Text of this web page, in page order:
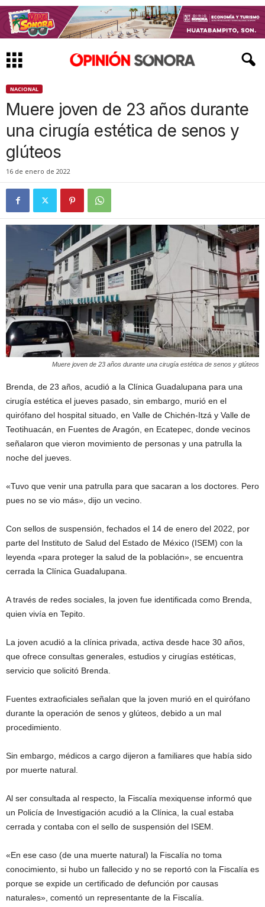
NACIONAL
Muere joven de 23 años durante
una cirugía estética de senos y
glúteos
16 de enero de 2022
Muere joven de 23 años durante una cirugía estética de senos y glúteos
Brenda, de 23 años, acudió a la Clínica Guadalupana para una
cirugía estética el jueves pasado, sin embargo, murió en el
quirófano del hospital situado, en Valle de Chichén-Itzá y Valle de
Teotihuacán, en Fuentes de Aragón, en Ecatepec, donde vecinos
señalaron que vieron movimiento de personas y una patrulla la
noche del jueves.
«Tuvo que venir una patrulla para que sacaran a los doctores. Pero
pues no se vio más», dijo un vecino.
Con sellos de suspensión, fechados el 14 de enero del 2022, por
parte del Instituto de Salud del Estado de México (ISEM) con la
leyenda «para proteger la salud de la población», se encuentra
cerrada la Clínica Guadalupana.
A través de redes sociales, la joven fue identificada como Brenda,
quien vivía en Tepito.
La joven acudió a la clínica privada, activa desde hace 30 años,
que ofrece consultas generales, estudios y cirugías estéticas,
servicio que solicitó Brenda.
Fuentes extraoficiales señalan que la joven murió en el quirófano
durante la operación de senos y glúteos, debido a un mal
procedimiento.
Sin embargo, médicos a cargo dijeron a familiares que había sido
por muerte natural.
Al ser consultada al respecto, la Fiscalía mexiquense informó que
un Policía de Investigación acudió a la Clínica, la cual estaba
cerrada y contaba con el sello de suspensión del ISEM.
«En ese caso (de una muerte natural) la Fiscalía no toma
conocimiento, si hubo un fallecido y no se reportó con la Fiscalía es
porque se expide un certificado de defunción por causas
naturales», comentó un representante de la Fiscalía.